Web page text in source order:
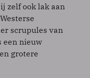
zelf ook lak aan
scrupules van
een nieuw
grotere